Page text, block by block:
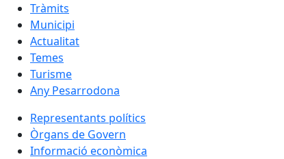
Tràmits
Municipi
Actualitat
Temes
Turisme
Any Pesarrodona
Representants polítics
Òrgans de Govern
Informació econòmica